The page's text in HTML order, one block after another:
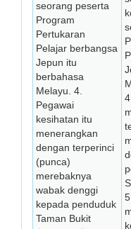
seorang peserta
Program
Pertukaran
Pelajar berbangsa
Jepun itu
berbahasa
Melayu. 4.
Pegawai
kesihatan itu
menerangkan
dengan terperinci
(punca)
merebaknya
wabak denggi
kepada penduduk
Taman Bukit